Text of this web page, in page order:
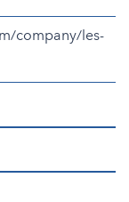
company/les-